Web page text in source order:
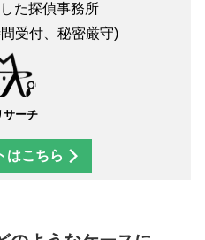
た探偵事務所
受付、秘密厳守)
サーチ
はこちら